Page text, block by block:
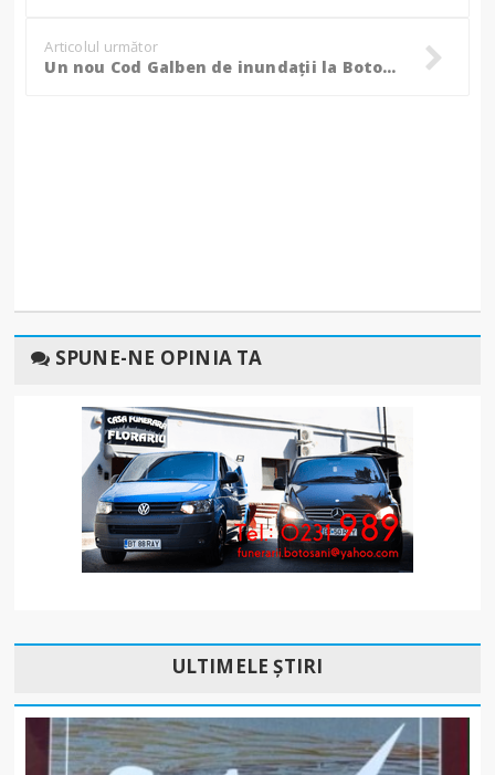
Articolul următor
Un nou Cod Galben de inundații la Botoșani, recomandările pompierilor pentru populație!
SPUNE-NE OPINIA TA
ULTIMELE ȘTIRI